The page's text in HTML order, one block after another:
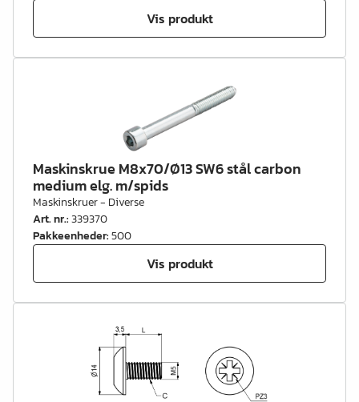
Vis produkt
Maskinskrue M8x70/Ø13 SW6 stål carbon
medium elg. m/spids
Maskinskruer - Diverse
Art. nr.:339370
Pakkeenheder:500
Vis produkt